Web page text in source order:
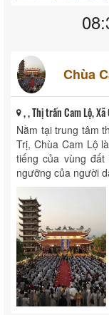
Chùa
, , Thị trấn Cam Lộ,
Nằm tại trung tâm
Trị, Chùa Cam Lộ
tiếng của vùng
ngưỡng của người